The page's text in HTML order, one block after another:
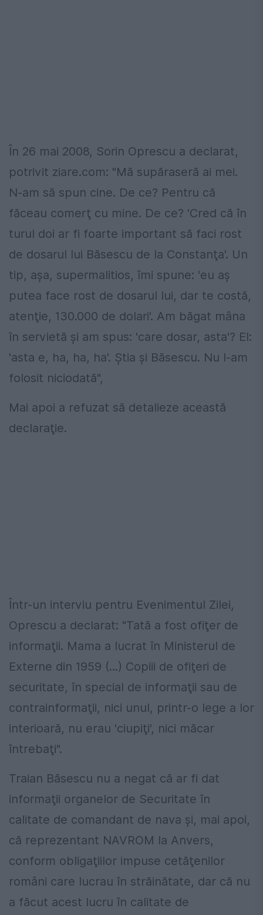
În 26 mai 2008, Sorin Oprescu a declarat,
potrivit ziare.com: "Mă supăraseră ai mei.
N-am să spun cine. De ce? Pentru că
făceau comerţ cu mine. De ce? 'Cred că în
turul doi ar fi foarte important să faci rost
de dosarul lui Băsescu de la Constanţa'. Un
tip, aşa, supermalitios, îmi spune: 'eu aş
putea face rost de dosarul lui, dar te costă,
atenţie, 130.000 de dolari'. Am băgat mâna
în servietă şi am spus: 'care dosar, asta'? El:
'asta e, ha, ha, ha'. Ştia şi Băsescu. Nu l-am
folosit niciodată",
Mai apoi a refuzat să detalieze această
declaraţie.
Într-un interviu pentru Evenimentul Zilei,
Oprescu a declarat: "Tată a fost ofiţer de
informaţii. Mama a lucrat în Ministerul de
Externe din 1959 (...) Copiii de ofiţeri de
securitate, în special de informaţii sau de
contrainformaţii, nici unul, printr-o lege a lor
interioară, nu erau 'ciupiţi', nici măcar
întrebaţi".
Traian Băsescu nu a negat că ar fi dat
informaţii organelor de Securitate în
calitate de comandant de nava şi, mai apoi,
că reprezentant NAVROM la Anvers,
conform obligaţiilor impuse cetăţenilor
români care lucrau în străinătate, dar că nu
a făcut acest lucru în calitate de